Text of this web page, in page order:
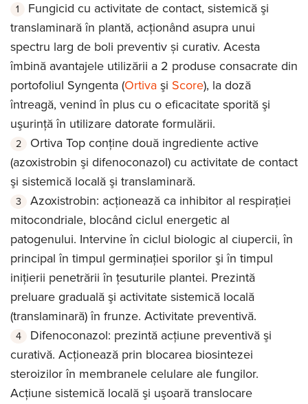
Fungicid cu activitate de contact, sistemică şi
translaminară în plantă, acţionând asupra unui
spectru larg de boli preventiv și curativ. Acesta
îmbină avantajele utilizării a 2 produse consacrate din
portofoliul Syngenta (Ortiva şi Score), la doză
întreagă, venind în plus cu o eficacitate sporită şi
uşurinţă în utilizare datorate formulării.
Ortiva Top conţine două ingrediente active
(azoxistrobin şi difenoconazol) cu activitate de contact
şi sistemică locală şi translaminară.
Azoxistrobin: acţionează ca inhibitor al respiraţiei
mitocondriale, blocând ciclul energetic al
patogenului. Intervine în ciclul biologic al ciupercii, în
principal în timpul germinaţiei sporilor şi în timpul
iniţierii penetrării în ţesuturile plantei. Prezintă
preluare graduală şi activitate sistemică locală
(translaminară) în frunze. Activitate preventivă.
Difenoconazol: prezintă acţiune preventivă şi
curativă. Acţionează prin blocarea biosintezei
steroizilor în membranele celulare ale fungilor.
Acţiune sistemică locală şi uşoară translocare